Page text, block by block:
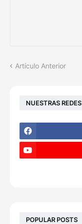
Artículo Anterior
NUESTRAS REDES
POPULAR POSTS